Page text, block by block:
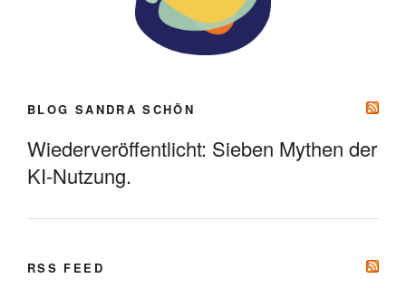
BLOG SANDRA SCHÖN
Wiederveröffentlicht: Sieben Mythen der
KI-Nutzung.
RSS FEED